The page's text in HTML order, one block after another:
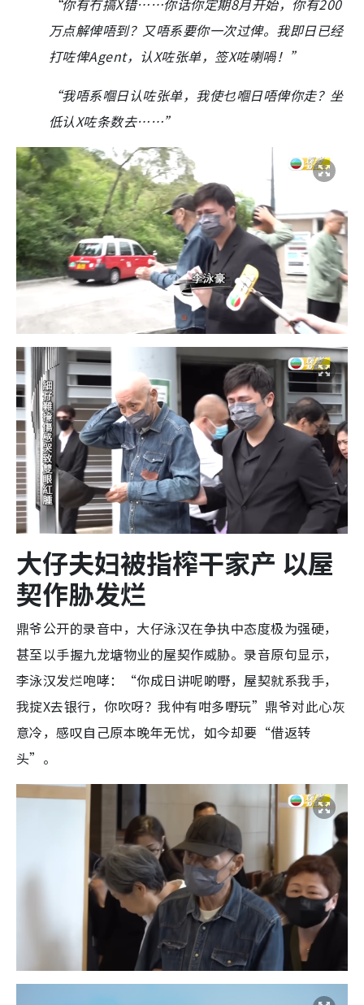
“你有冇搞X错……你话你定期8月开始，你有200
万点解俾唔到？又唔系要你一次过俾。我即日已经
打咗俾Agent，认X咗张单，签X咗喇喎！”
“我唔系嗰日认咗张单，我使乜嗰日唔俾你走？坐
低认X咗条数去……”
大仔夫妇被指榨干家产 以屋
契作胁发烂
鼎爷公开的录音中，大仔泳汉在争执中态度极为强硬，
甚至以手握九龙塘物业的屋契作威胁。录音原句显示，
李泳汉发烂咆哮：“你成日讲呢啲嘢，屋契就系我手，
我掟X去银行，你吹呀？我仲有咁多嘢玩”鼎爷对此心灰
意冷，感叹自己原本晚年无忧，如今却要“借返转
头”。